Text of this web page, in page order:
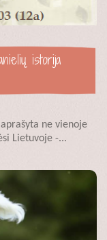
istorija
ne vienoje
Lietuvoje -...